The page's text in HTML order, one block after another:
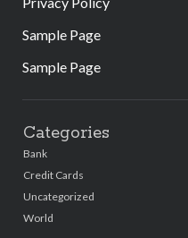
Sample Page
Sample Page
Categories
Bank
Credit Cards
Uncategorized
World